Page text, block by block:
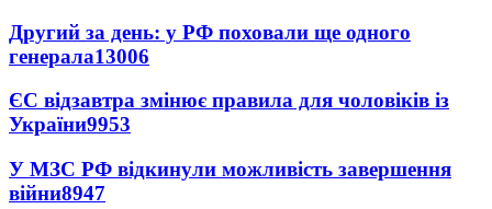
Другий за день: у РФ поховали ще одного
генерала13006
ЄС відзавтра змінює правила для чоловіків із
України9953
У МЗС РФ відкинули можливість завершення
війни8947